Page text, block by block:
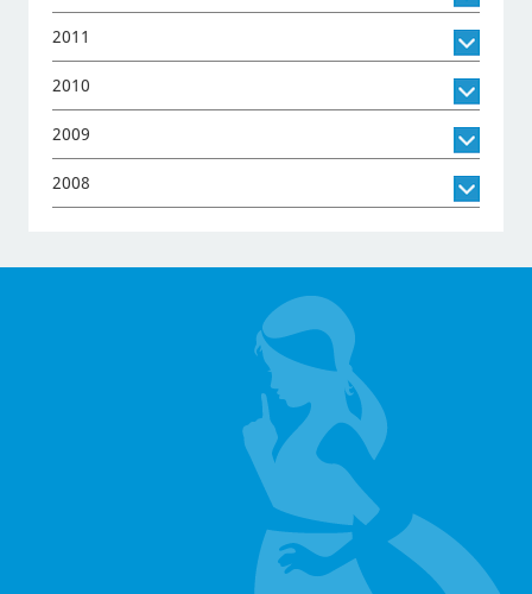
2011
2010
2009
2008